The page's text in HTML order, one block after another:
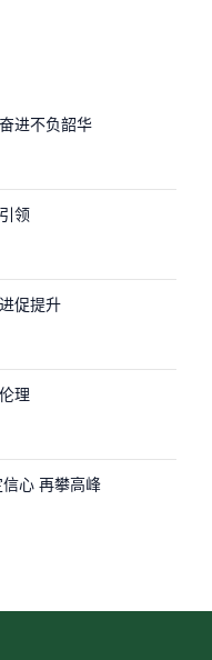
进不负韶华
领
促提升
技伦理
心 再攀高峰